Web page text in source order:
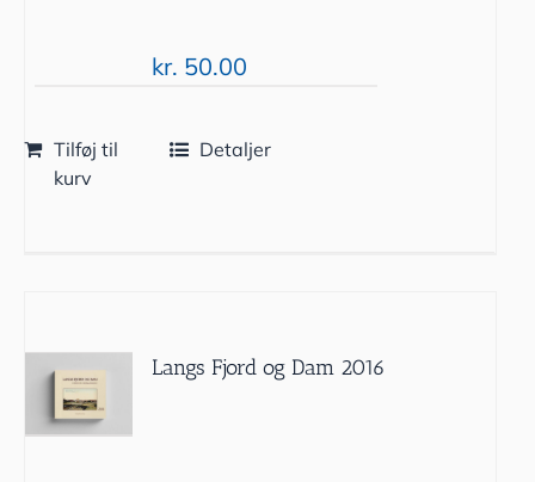
kr. 50.00
Tilføj til
kurv
Detaljer
Langs Fjord og Dam 2016